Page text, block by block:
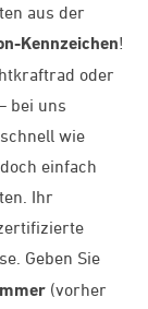
aus der
Kennzeichen!
oder
bei uns
wie
einfach
Ihr
Geben Sie
(vorher